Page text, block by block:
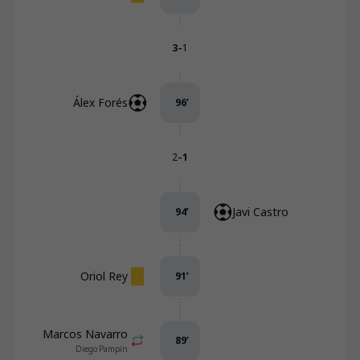
3-1
Álex Forés 96’
2-1
Javi Castro
94’
Oriol Rey 91’
Marcos Navarro
Diego Pampín
89’